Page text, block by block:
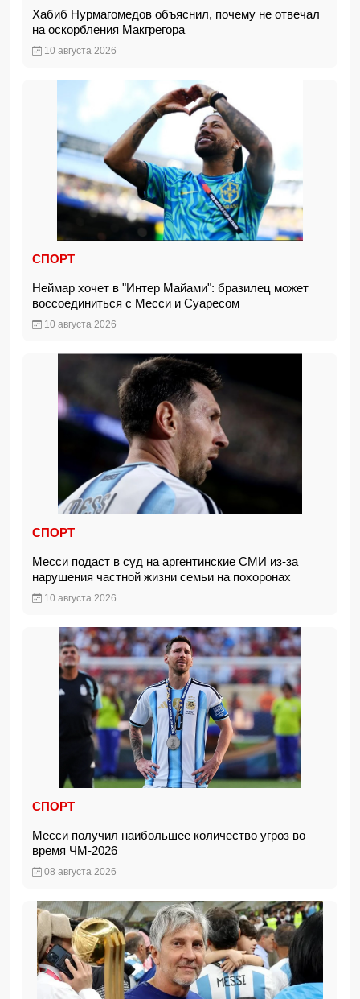
Хабиб Нурмагомедов объяснил, почему не отвечал
на оскорбления Макгрегора
10 августа 2026
СПОРТ
Неймар хочет в "Интер Майами": бразилец может
воссоединиться с Месси и Суаресом
10 августа 2026
СПОРТ
Месси подаст в суд на аргентинские СМИ из-за
нарушения частной жизни семьи на похоронах
10 августа 2026
СПОРТ
Месси получил наибольшее количество угроз во
время ЧМ-2026
08 августа 2026